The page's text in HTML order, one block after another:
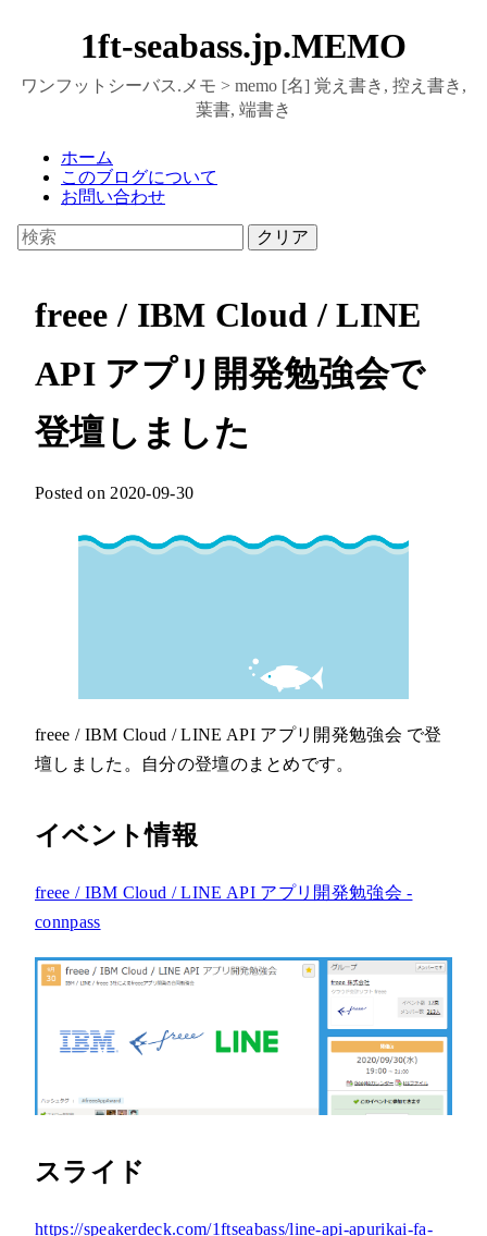
1ft-seabass.jp.MEMO
ワンフットシーバス.メモ > memo [名] 覚え書き, 控え書き,
葉書, 端書き
ホーム
このブログについて
お問い合わせ
クリア
freee / IBM Cloud / LINE
API アプリ開発勉強会で
登壇しました
Posted on 2020-09-30
freee / IBM Cloud / LINE API アプリ開発勉強会 で登
壇しました。自分の登壇のまとめです。
イベント情報
freee / IBM Cloud / LINE API アプリ開発勉強会 -
connpass
スライド
https://speakerdeck.com/1ftseabass/line-api-apurikai-fa-